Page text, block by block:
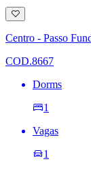
Adicionar
à
lista
de
Centro - Passo
COD.8667
Dorms
1
Vagas
1